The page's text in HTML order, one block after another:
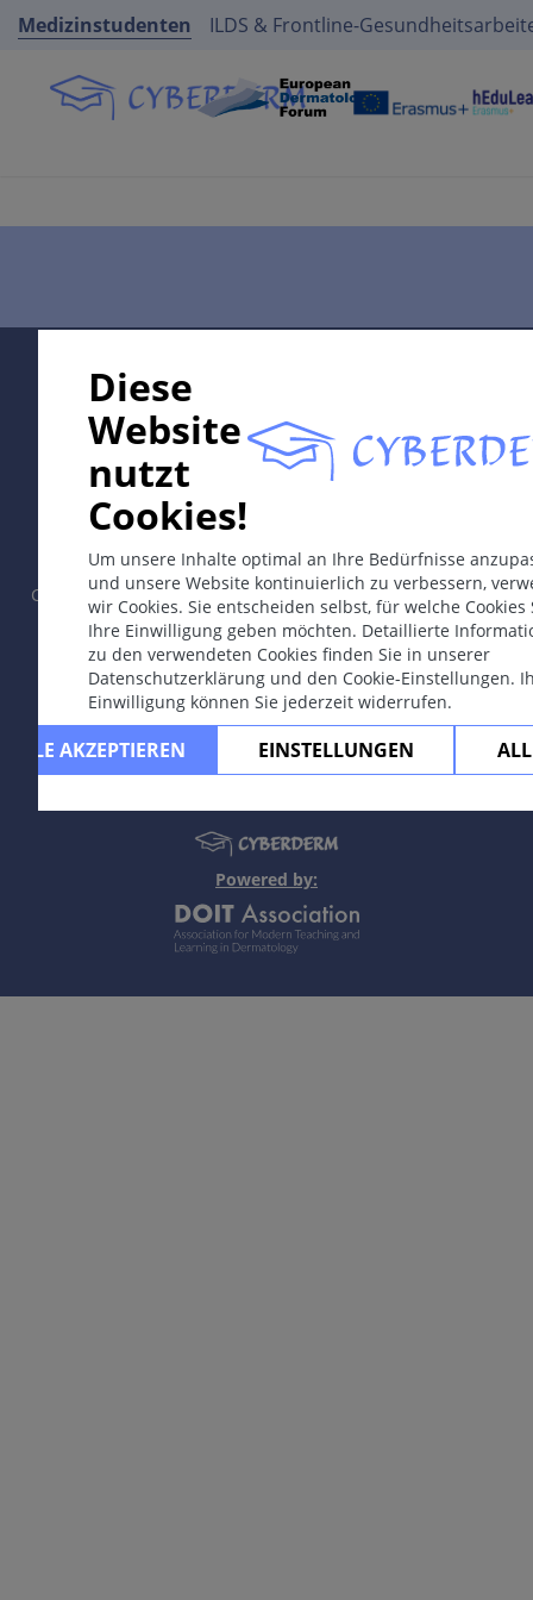
Medizinstudenten ILDS & Frontline-
Diese
Website
nutzt
Cookies!
Um unsere Inhalte optimal an Ihre Bedürfnisse
und unsere Website kontinuierlich zu verbessern,
wir Cookies. Sie entscheiden selbst, für welche Cookies
Ihre Einwilligung geben möchten. Detaillierte
zu den verwendeten Cookies finden Sie in unserer
Datenschutzerklärung und den Cookie-Einstellungen.
Einwilligung können Sie jederzeit widerrufen.
ALLE AKZEPTIEREN EINSTELLUNGEN
In collaboration with Erasmus+ hEduLearnIt editorial
group
Copyright © 2003-2026 by CYBERDERM Redaktionsgruppe -
Gründungsredakteur Guenter Burg, M.D. - Konzept und
Koordination durch Vahid Djamei, Zürich.
All rights reserved.
Kontakt | Impressum |Unterstützt
durch|Datenschutzerklärung|Nutzungsbedingungen|
Powered by: